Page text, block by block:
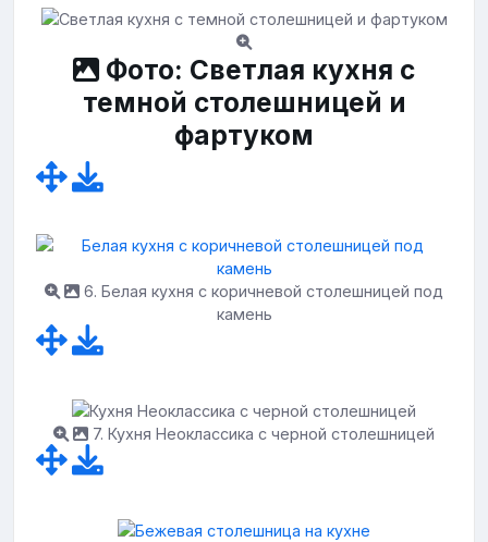
Фото: Светлая кухня с
темной столешницей и
фартуком
6. Белая кухня с коричневой столешницей под
камень
7. Кухня Неоклассика с черной столешницей